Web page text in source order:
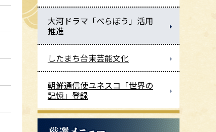
大河ドラマ「べらぼう」活用
推進
したまち台東芸能文化
朝鮮通信使ユネスコ「世界の
記憶」登録